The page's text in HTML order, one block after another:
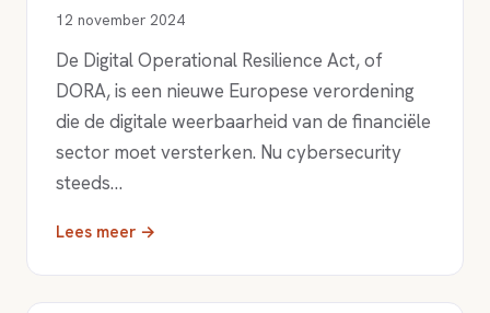
12 november 2024
De Digital Operational Resilience Act, of
DORA, is een nieuwe Europese verordening
die de digitale weerbaarheid van de financiële
sector moet versterken. Nu cybersecurity
steeds…
Lees meer →